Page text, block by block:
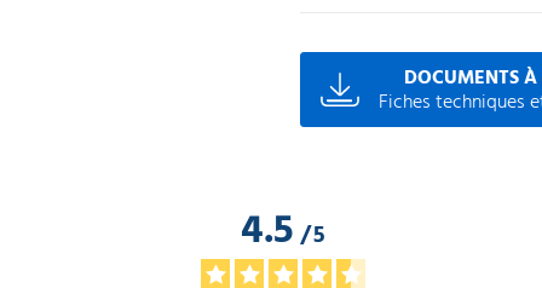
DOCUMENTS
Fiches techniques
4.5/5